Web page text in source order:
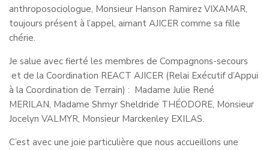
anthroposociologue, Monsieur Hanson Ramirez VIXAMAR,
toujours présent à l’appel, aimant AJICER comme sa fille
chérie.
Je salue avec fierté les membres de Compagnons-secours
et de la Coordination REACT AJICER (Relai Exécutif d’Appui
à la Coordination de Terrain) : Madame Julie René
MERILAN, Madame Shmyr Sheldride THÉODORE, Monsieur
Jocelyn VALMYR, Monsieur Marckenley EXILAS.
C’est avec une joie particulière que nous accueillons une